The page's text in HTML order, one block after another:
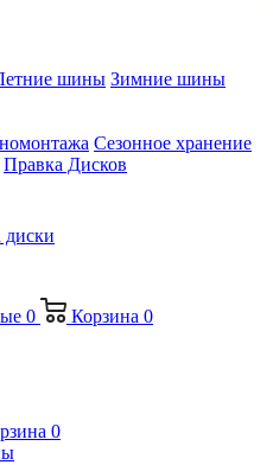
шины Зимние шины
Сезонное хранение
Правка Дисков
диски
0 Корзина 0
0